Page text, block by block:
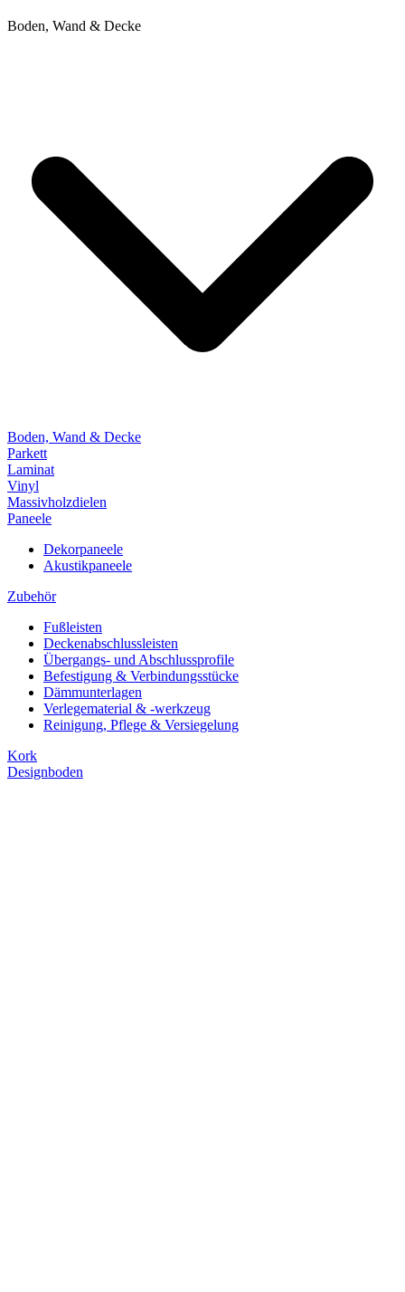
Boden, Wand & Decke
Boden, Wand & Decke
Parkett
Laminat
Vinyl
Massivholzdielen
Paneele
Dekorpaneele
Akustikpaneele
Zubehör
Fußleisten
Deckenabschlussleisten
Übergangs- und Abschlussprofile
Befestigung & Verbindungsstücke
Dämmunterlagen
Verlegematerial & -werkzeug
Reinigung, Pflege & Versiegelung
Kork
Designboden